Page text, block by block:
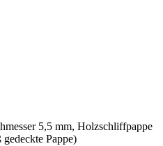
5,5 mm, Holzschliffpappe
Pappe)